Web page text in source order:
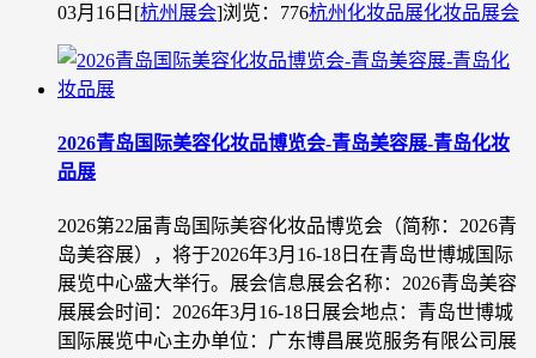
03月16日 [杭州展会]浏览：776杭州化妆品展化妆品展会
2026青岛国际美容化妆品博览会-青岛美容展-青岛化妆
品展
2026第22届青岛国际美容化妆品博览会（简称：2026青
岛美容展），将于2026年3月16-18日在青岛世博城国际
展览中心盛大举行。展会信息展会名称：2026青岛美容
展展会时间：2026年3月16-18日展会地点：青岛世博城
国际展览中心主办单位：广东博昌展览服务有限公司展